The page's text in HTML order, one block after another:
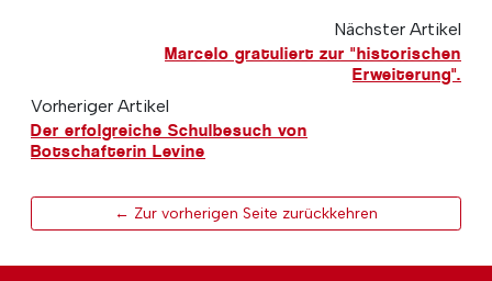
Nächster Artikel
Marcelo gratuliert zur "historischen
Erweiterung".
Vorheriger Artikel
Der erfolgreiche Schulbesuch von
Botschafterin Levine
← Zur vorherigen Seite zurückkehren